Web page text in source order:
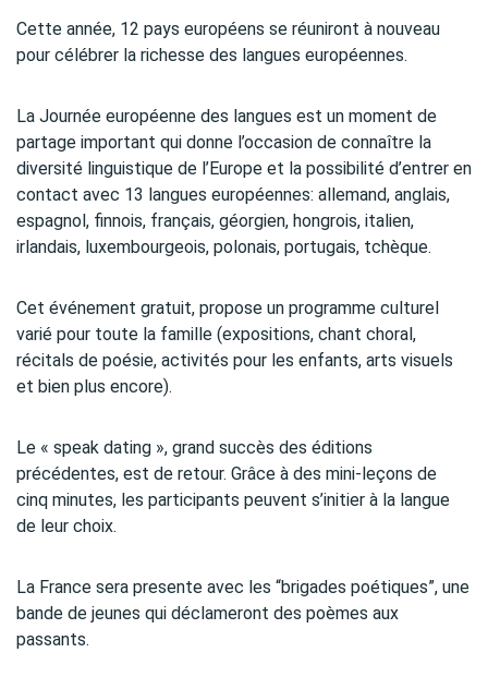
Cette année, 12 pays européens se réuniront à nouveau
pour célébrer la richesse des langues européennes.
La Journée européenne des langues est un moment de
partage important qui donne l’occasion de connaître la
diversité linguistique de l’Europe et la possibilité d’entrer en
contact avec 13 langues européennes: allemand, anglais,
espagnol, finnois, français, géorgien, hongrois, italien,
irlandais, luxembourgeois, polonais, portugais, tchèque.
Cet événement gratuit, propose un programme culturel
varié pour toute la famille (expositions, chant choral,
récitals de poésie, activités pour les enfants, arts visuels
et bien plus encore).
Le « speak dating », grand succès des éditions
précédentes, est de retour. Grâce à des mini-leçons de
cinq minutes, les participants peuvent s’initier à la langue
de leur choix.
La France sera presente avec les “brigades poétiques”, une
bande de jeunes qui déclameront des poèmes aux
passants.